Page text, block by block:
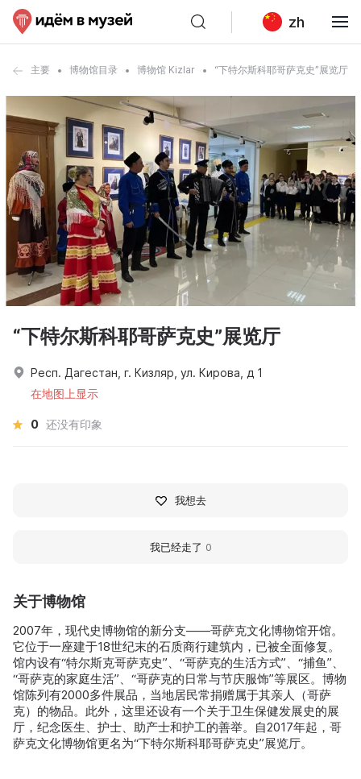
zh
主要 博物馆目录 博物馆 Kizlar “下特尔斯科耶哥萨克史”展览厅
关于博物馆
2007年，现代史博物馆的新分支——哥萨克文化博物馆开馆。
它位于一座建于18世纪末的石质商行建筑内，已被全面修复。
馆内设有“特尔斯克哥萨克史”、“哥萨克的生活方式”、“捕鱼”、
“哥萨克的家庭生活”、“哥萨克的日常与节庆服饰”等展区。博物
馆陈列有2000多件展品，当地居民常捐赠属于其亲人（哥萨
克）的物品。此外，这里还设有一个关于卫生保健发展史的展
厅，纪念医生、护士、助产士和护工的善举。自2017年起，哥
萨克文化博物馆更名为“下特尔斯科耶哥萨克史”展览厅。
“下特尔斯科耶哥萨克史”展览厅
Респ. Дагестан, г. Кизляр, ул. Кирова, д 1
在地图上显示
0 还没有印象
我想去
我已经走了 0